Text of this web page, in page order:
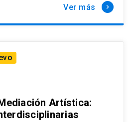
Ver más keyboard_arrow_right
Artística: